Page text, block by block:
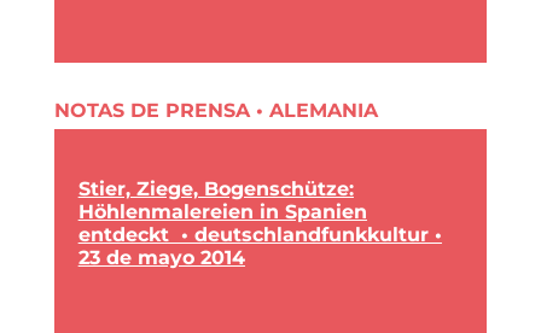
NOTAS DE PRENSA • ALEMANIA
Stier, Ziege, Bogenschütze:
Höhlenmalereien in Spanien
entdeckt • deutschlandfunkkultur •
23 de mayo 2014